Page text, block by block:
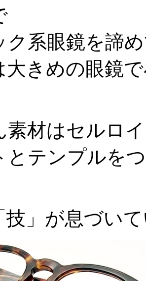
ク系眼鏡を諦
大きめの眼鏡
素材はセルロ
とテンプルを
技」が息づい